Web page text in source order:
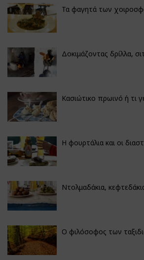
Τα φαγητά των
Δοκιμάζοντας δρίλλα,
Κασιώτικο πρωινό ή τι
Η φουρτάλια και οι
Ντολμαδάκια,
Ο φιλόσοφος των